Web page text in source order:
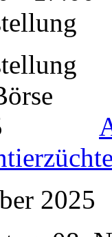
2025